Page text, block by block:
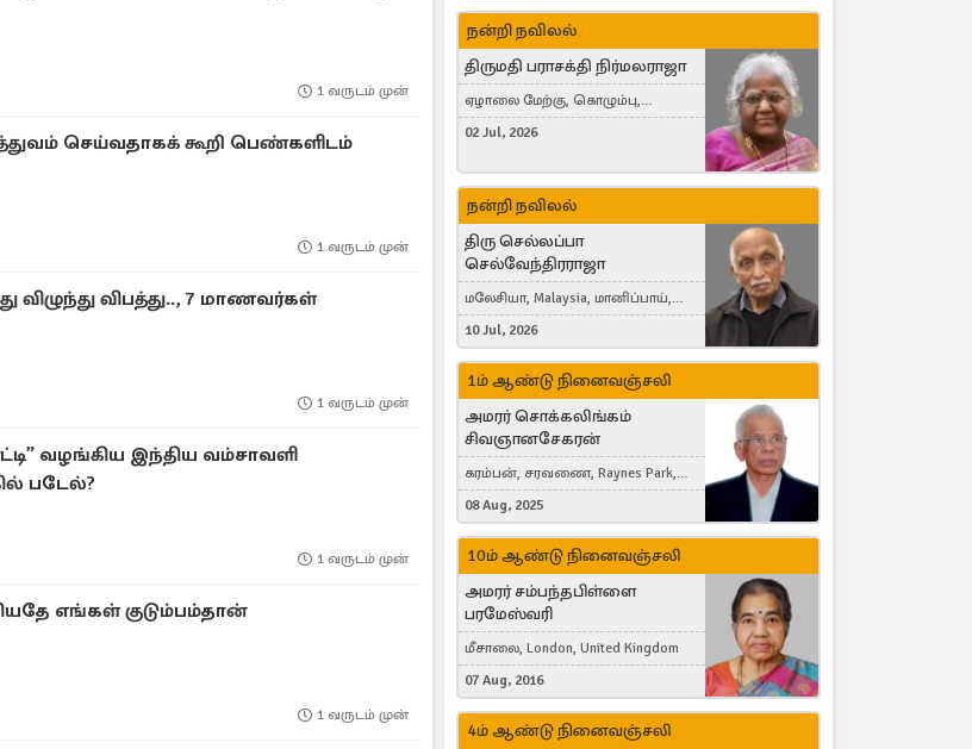
1 வருடம் முன்
செய்வதாகக் கூறி பெண்களிடம்
1 வருடம் முன்
விழுந்து விபத்து.., 7 மாணவர்கள்
1 வருடம் முன்
வழங்கிய இந்திய வம்சாவளி
படேல்?
1 வருடம் முன்
எங்கள் குடும்பம்தான்
1 வருடம் முன்
நன்றி நவிலல்
திருமதி பராசக்தி நிர்மலராஜா
ஏழாலை மேற்கு, கொழும்பு,
தங்காலை, London, United Kingdom
02 Jul, 2026
நன்றி நவிலல்
திரு செல்லப்பா
செல்வேந்திரராஜா
மலேசியா, Malaysia, மானிப்பாய்,
Duisburg, Germany, London, United
Kingdom
10 Jul, 2026
1ம் ஆண்டு நினைவஞ்சலி
அமரர் சொக்கலிங்கம்
சிவஞானசேகரன்
கரம்பன், சரவணை, Raynes Park,
London, United Kingdom
08 Aug, 2025
10ம் ஆண்டு நினைவஞ்சலி
அமரர் சம்பந்தபிள்ளை
பரமேஸ்வரி
மீசாலை, London, United Kingdom
07 Aug, 2016
4ம் ஆண்டு நினைவஞ்சலி